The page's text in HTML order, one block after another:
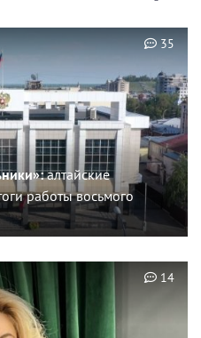
алтайские
работы восьмого
35
14